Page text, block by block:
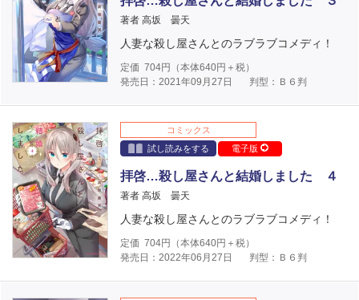
著者 高坂 曇天
人妻な殺し屋さんとのラブラブコメディ！
定価 704円（本体640円＋税）
発売日：2021年09月27日
判型：Ｂ６判
コミックス
試し読みをする
電子版
拝啓…殺し屋さんと結婚しました ４
著者 高坂 曇天
人妻な殺し屋さんとのラブラブコメディ！
定価 704円（本体640円＋税）
発売日：2022年06月27日
判型：Ｂ６判